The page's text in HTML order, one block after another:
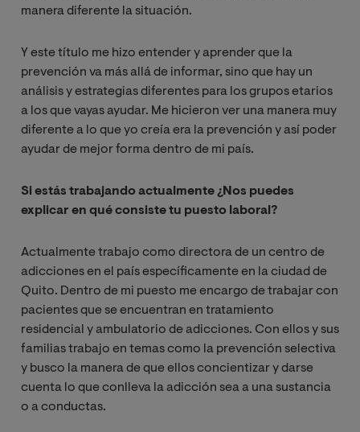
manera diferente la situación.
Y este título me hizo entender y aprender que la
prevención va más allá de informar, sino que hay un
análisis y estrategias diferentes para los grupos etarios
a los que vayas ayudar. Me hicieron ver una manera muy
diferente a lo que yo creía era la prevención y así poder
ayudar de mejor forma dentro de mi país.
Si estás trabajando actualmente ¿Nos puedes
explicar en qué consiste tu puesto laboral?
Actualmente trabajo como directora de un centro de
adicciones en el país específicamente en la ciudad de
Quito. Dentro de mi puesto me encargo de trabajar con
pacientes que se encuentran en tratamiento
residencial y ambulatorio de adicciones. Con ellos y sus
familias trabajo en temas como la prevención selectiva
y busco la manera de que ellos concientizar y darse
cuenta lo que conlleva la adicción sea a una sustancia
o a conductas.